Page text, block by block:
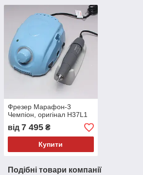
Фрезер Марафон-3
Чемпіон, оригінал H37L1
від 7 495 ₴
Купити
Подібні товари компанії